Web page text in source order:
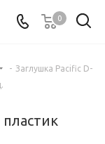
0
- Заглушка Pacific D-